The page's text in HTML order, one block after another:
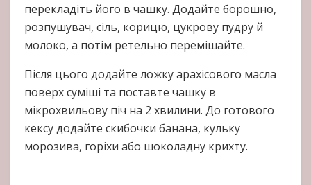
перекладіть його в чашку. Додайте борошно,
розпушувач, сіль, корицю, цукрову пудру й
молоко, а потім ретельно перемішайте.
Після цього додайте ложку арахісового масла
поверх суміші та поставте чашку в
мікрохвильову піч на 2 хвилини. До готового
кексу додайте скибочки банана, кульку
морозива, горіхи або шоколадну крихту.